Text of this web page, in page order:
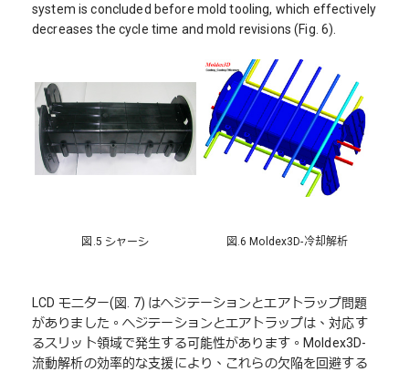
system is concluded before mold tooling, which effectively
decreases the cycle time and mold revisions (Fig. 6).
図.5 シャーシ 図.6 Moldex3D-冷却解析
LCD モニター(図. 7) はヘジテーションとエアトラップ問題
がありました。ヘジテーションとエアトラップは、対応す
るスリット領域で発生する可能性があります。Moldex3D-
流動解析の効率的な支援により、これらの欠陥を回避する